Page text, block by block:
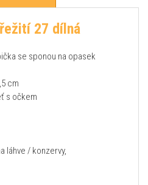
27 dílná
se sponou na opasek
cm
s očkem
láhve / konzervy,